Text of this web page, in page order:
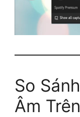
So
Âm